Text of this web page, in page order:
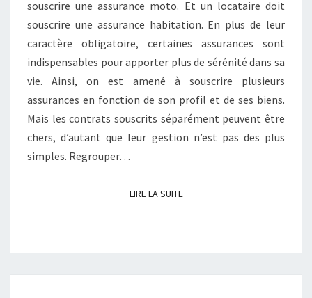
PRODUITS
D’ASSURANCE
?
souscrire une assurance moto. Et un locataire doit
souscrire une assurance habitation. En plus de leur
caractère obligatoire, certaines assurances sont
indispensables pour apporter plus de sérénité dans sa
vie. Ainsi, on est amené à souscrire plusieurs
assurances en fonction de son profil et de ses biens.
Mais les contrats souscrits séparément peuvent être
chers, d’autant que leur gestion n’est pas des plus
simples. Regrouper…
LIRE LA SUITELIRE LA SUITE